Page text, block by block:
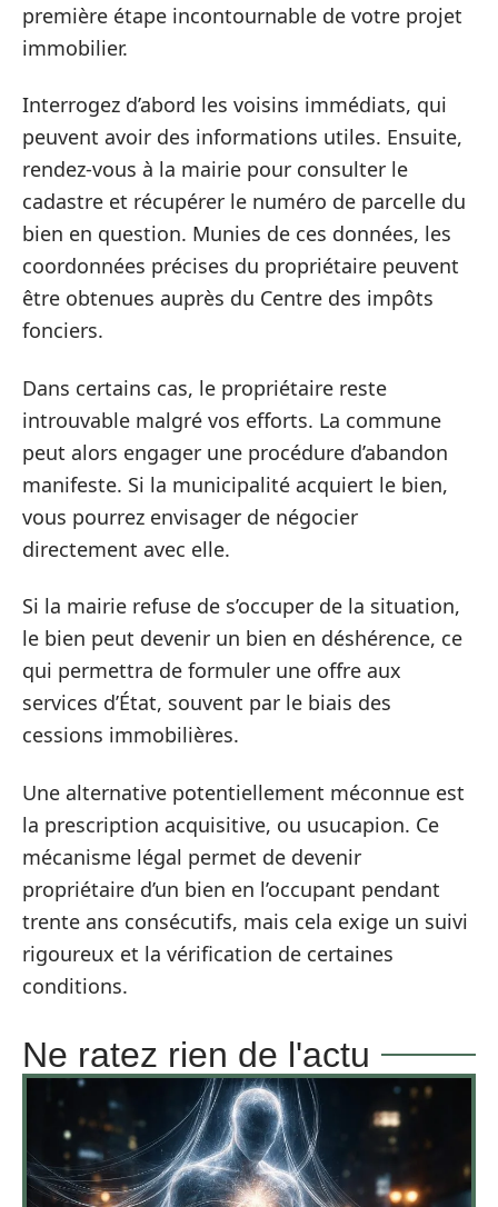
première étape incontournable de votre projet
immobilier.
Interrogez d’abord les voisins immédiats, qui
peuvent avoir des informations utiles. Ensuite,
rendez-vous à la mairie pour consulter le
cadastre et récupérer le numéro de parcelle du
bien en question. Munies de ces données, les
coordonnées précises du propriétaire peuvent
être obtenues auprès du Centre des impôts
fonciers.
Dans certains cas, le propriétaire reste
introuvable malgré vos efforts. La commune
peut alors engager une procédure d’abandon
manifeste. Si la municipalité acquiert le bien,
vous pourrez envisager de négocier
directement avec elle.
Si la mairie refuse de s’occuper de la situation,
le bien peut devenir un bien en déshérence, ce
qui permettra de formuler une offre aux
services d’État, souvent par le biais des
cessions immobilières.
Une alternative potentiellement méconnue est
la prescription acquisitive, ou usucapion. Ce
mécanisme légal permet de devenir
propriétaire d’un bien en l’occupant pendant
trente ans consécutifs, mais cela exige un suivi
rigoureux et la vérification de certaines
conditions.
Ne ratez rien de l'actu